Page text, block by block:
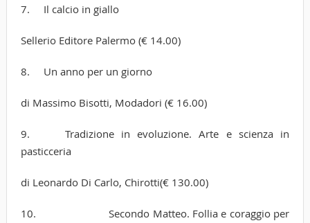
7. Il calcio in giallo
Sellerio Editore Palermo (€ 14.00)
8. Un anno per un giorno
di Massimo Bisotti, Modadori (€ 16.00)
9. Tradizione in evoluzione. Arte e scienza in
pasticceria
di Leonardo Di Carlo, Chirotti(€ 130.00)
10. Secondo Matteo. Follia e coraggio per